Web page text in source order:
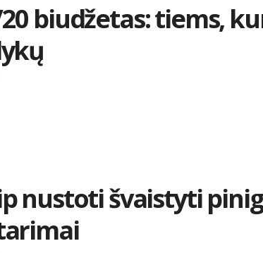
biudžetas: tiems,
nustoti švaistyti